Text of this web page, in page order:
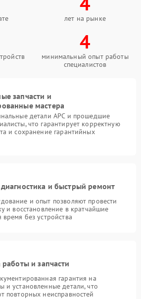
лет на рынке
4
минимальный опыт работы
специалистов
запчасти и
мастера
детали APC и прошедшие
что гарантирует корректную
и сохранение гарантийных
диагностика и быстрый ремонт
и опыт позволяют провести
и восстановление в кратчайшие
без устройства
работы и запчасти
гарантия на
и установленные детали, что
повторных неисправностей